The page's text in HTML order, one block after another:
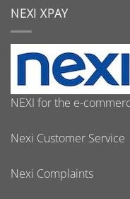
NEXI XPAY
NEXI for the e-
Nexi Customer Service
Nexi Complaints